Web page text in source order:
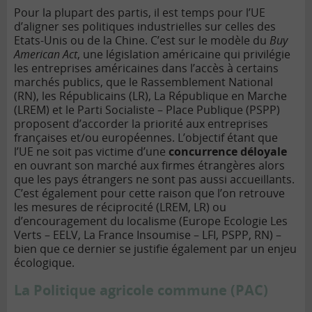
Pour la plupart des partis, il est temps pour l’UE
d’aligner ses politiques industrielles sur celles des
Etats-Unis ou de la Chine. C’est sur le modèle du Buy
American Act, une législation américaine qui privilégie
les entreprises américaines dans l’accès à certains
marchés publics, que le Rassemblement National
(RN), les Républicains (LR), La République en Marche
(LREM) et le Parti Socialiste – Place Publique (PSPP)
proposent d’accorder la priorité aux entreprises
françaises et/ou européennes. L’objectif étant que
l’UE ne soit pas victime d’une concurrence déloyale
en ouvrant son marché aux firmes étrangères alors
que les pays étrangers ne sont pas aussi accueillants.
C’est également pour cette raison que l’on retrouve
les mesures de réciprocité (LREM, LR) ou
d’encouragement du localisme (Europe Ecologie Les
Verts – EELV, La France Insoumise – LFI, PSPP, RN) –
bien que ce dernier se justifie également par un enjeu
écologique.
La Politique agricole commune (PAC)